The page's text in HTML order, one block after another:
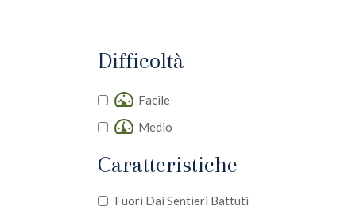
Difficoltà
Facile
Medio
Caratteristiche
Fuori Dai Sentieri Battuti